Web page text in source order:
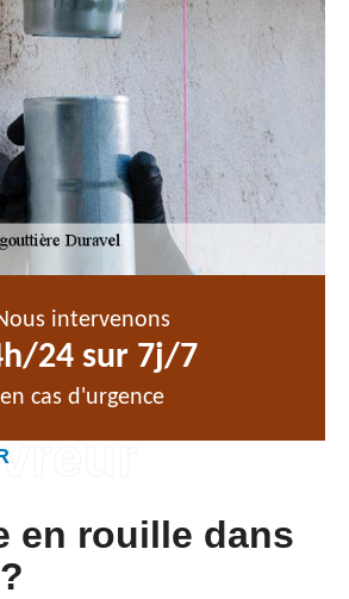
intervenons
24 sur 7j/7
en cas d'urgence
en rouille dans